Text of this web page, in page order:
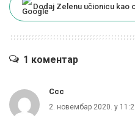
Dodaj Zelenu učionicu kao
1 коментар
Ccc
2. новембар 2020. у